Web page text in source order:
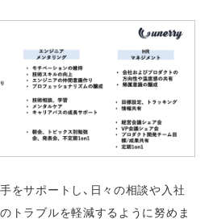
をサポートし、日々の相談や入社
トラブルを軽減するように努めま